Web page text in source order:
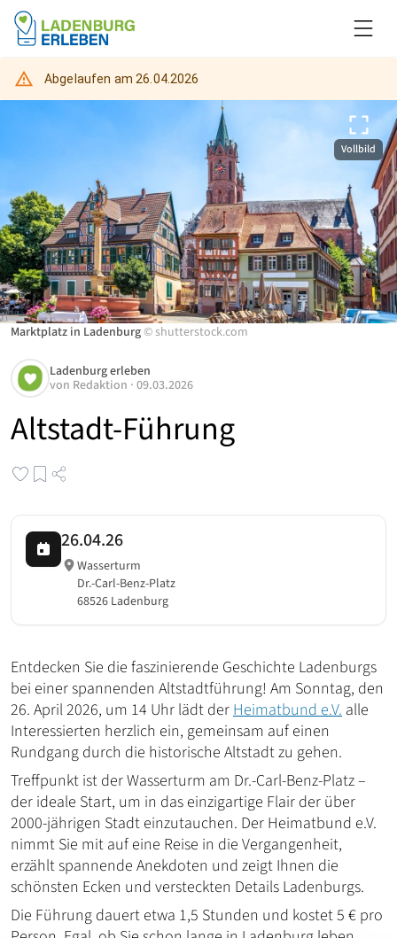
Abgelaufen am 26.04.2026
Vollbild
Marktplatz in Ladenburg© shutterstock.com
Altstadt-Führung
Ladenburg erleben
von Redaktion · 09.03.2026
26.04.26
Wasserturm
Dr.-Carl-Benz-Platz
68526 Ladenburg
Entdecken Sie die faszinierende Geschichte Ladenburgs
bei einer spannenden Altstadtführung! Am Sonntag, den
26. April 2026, um 14 Uhr lädt der Heimatbund e.V. alle
Interessierten herzlich ein, gemeinsam auf einen
Rundgang durch die historische Altstadt zu gehen.
Treffpunkt ist der Wasserturm am Dr.-Carl-Benz-Platz –
der ideale Start, um in das einzigartige Flair der über
2000-jährigen Stadt einzutauchen. Der Heimatbund e.V.
nimmt Sie mit auf eine Reise in die Vergangenheit,
erzählt spannende Anekdoten und zeigt Ihnen die
schönsten Ecken und versteckten Details Ladenburgs.
Die Führung dauert etwa 1,5 Stunden und kostet 5 € pro